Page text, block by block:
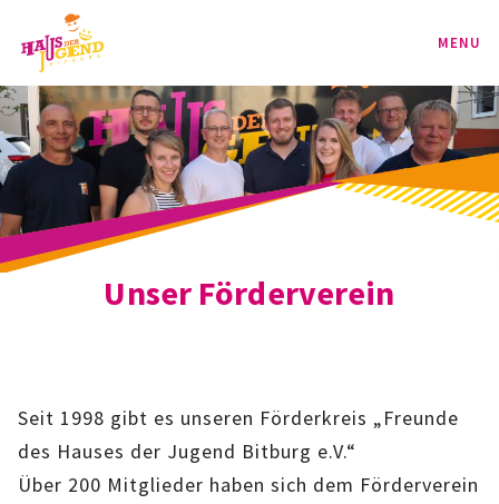
MENU
PROGRAMM
KINDER
JUGEND
SPORT-BAG
BAG-CLASSIC
Unser Förderverein
Seit 1998 gibt es unseren Förderkreis „Freunde
des Hauses der Jugend Bitburg e.V.“
Über 200 Mitglieder haben sich dem Förderverein